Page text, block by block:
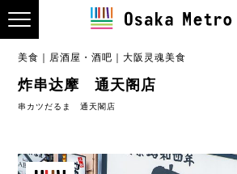
美食 居酒屋・酒吧 大阪灵魂美食
炸串达摩 通天阁店
串カツだるま 通天閣店